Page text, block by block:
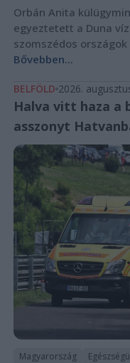
Orbán Anita
egyeztetett a Duna
szomszédos
Bővebben...
BELFÖLD 2026.
Halva vitt haza a
asszonyt
Magyarország